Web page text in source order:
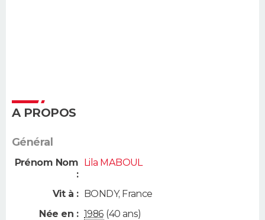
A PROPOS
Général
Prénom Nom
:
Lila MABOUL
Vit à : BONDY, France
Née en : 1986 (40 ans)